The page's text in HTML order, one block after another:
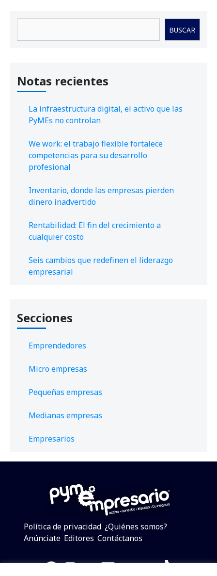
BUSCAR
Notas recientes
La infraestructura digital, el activo que las
PyMEs no controlan
We work: el trabajo flexible fortalece
competencias para su desarrollo
profesional
Inventario, donde las empresas pierden
dinero inadvertido
Rentabilidad: El fin del crecimiento a
cualquier costo
Seis cambios que redefinen el liderazgo
empresarial
Secciones
Emprendedores
Micro empresas
Pequeñas empresas
Medianas empresas
Empresarios
Política de privacidad ¿Quiénes somos?
Anúnciate Editores Contáctanos
Facebook
Instagram
Twitter
LinkedIn
Telegram
YouTube
TikTok